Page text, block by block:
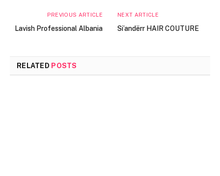
PREVIOUS ARTICLE
Lavish Professional Albania
NEXT ARTICLE
Si’andërr HAIR COUTURE
RELATED POSTS